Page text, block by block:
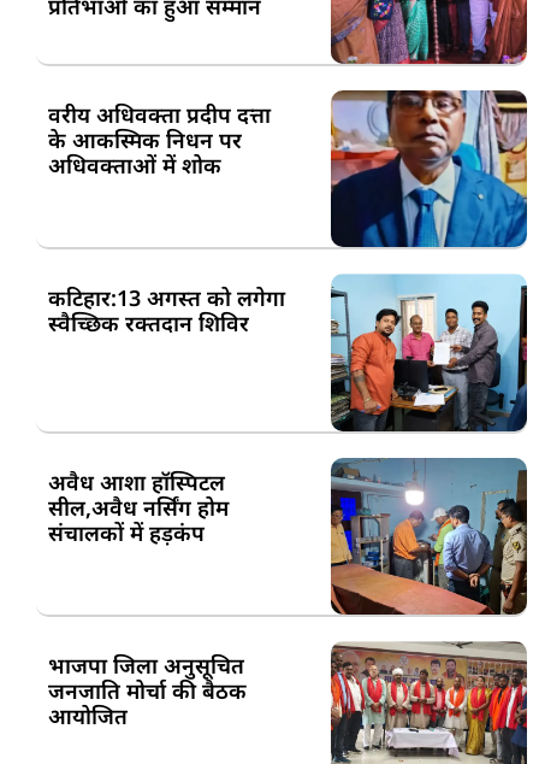
प्रतिभाओं का हुआ सम्मान
वरीय अधिवक्ता प्रदीप दत्ता
के आकस्मिक निधन पर
अधिवक्ताओं में शोक
कटिहार:13 अगस्त को लगेगा
स्वैच्छिक रक्तदान शिविर
अवैध आशा हॉस्पिटल
सील,अवैध नर्सिंग होम
संचालकों में हड़कंप
भाजपा जिला अनुसूचित
जनजाति मोर्चा की बैठक
आयोजित